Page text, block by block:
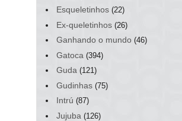
Esqueletinhos (22)
Ex-queletinhos (26)
Ganhando o mundo (46)
Gatoca (394)
Guda (121)
Gudinhas (75)
Intrú (87)
Jujuba (126)